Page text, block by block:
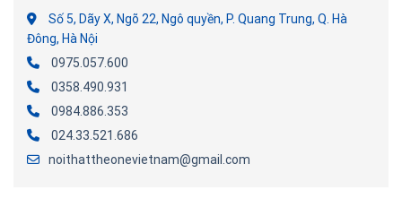
Số 5, Dãy X, Ngõ 22, Ngô quyền, P. Quang Trung, Q. Hà
Đông, Hà Nội
0975.057.600
0358.490.931
0984.886.353
024.33.521.686
noithattheonevietnam@gmail.com